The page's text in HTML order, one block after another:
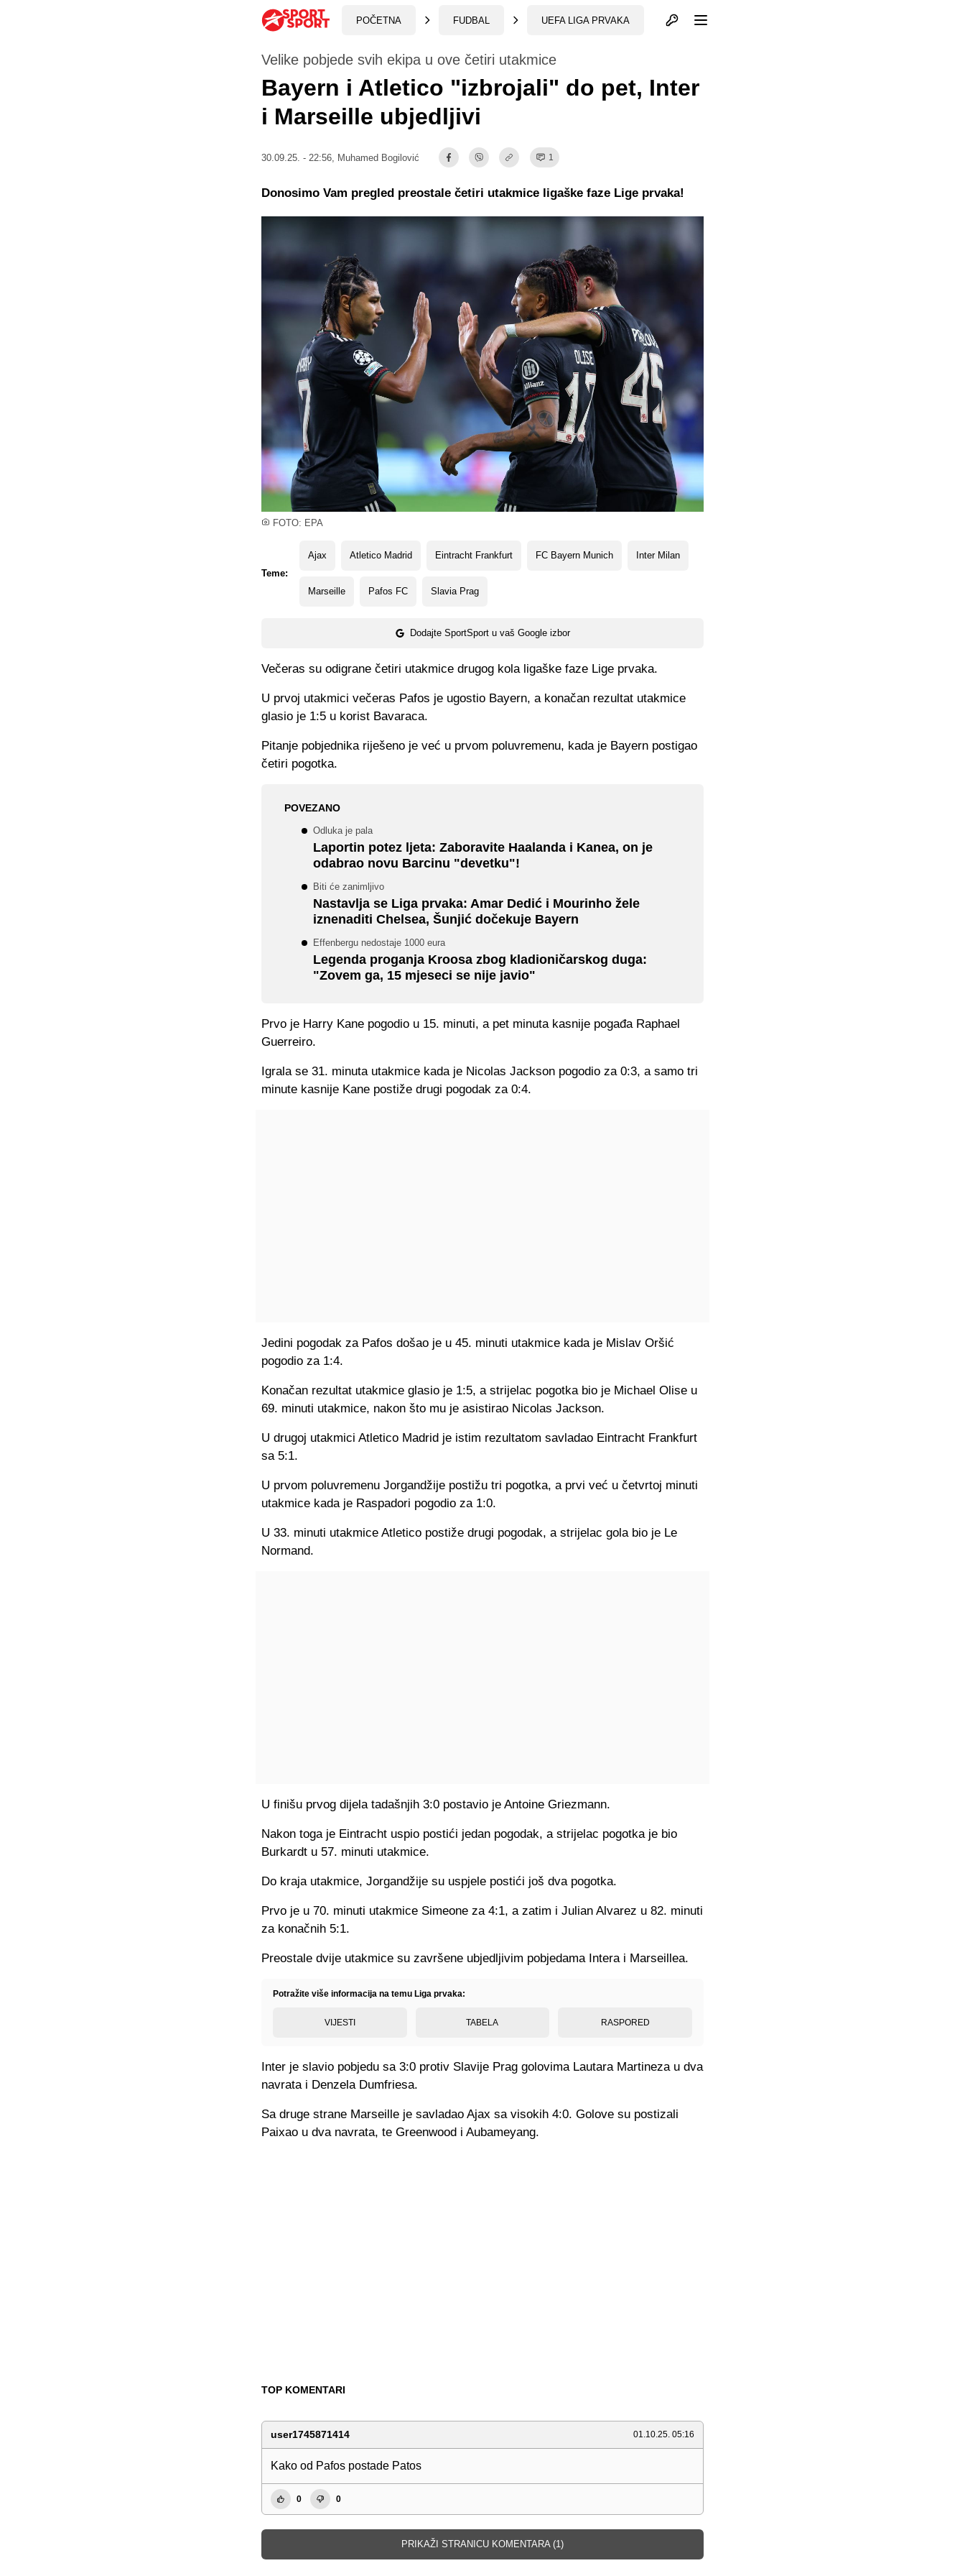
POČETNA FUDBAL UEFA LIGA PRVAKA Otvori profil
FOTO: EPA
Velike pobjede svih ekipa u ove četiri utakmice
Bayern i Atletico "izbrojali" do pet, Inter
i Marseille ubjedljivi
30.09.25. - 22:56, Muhamed Bogilović 1
Teme:
Ajax Atletico Madrid Eintracht Frankfurt FC Bayern Munich Inter Milan
Marseille Pafos FC Slavia Prag
Dodajte SportSport u vaš Google izbor
Donosimo Vam pregled preostale četiri utakmice ligaške faze Lige prvaka!
Večeras su odigrane četiri utakmice drugog kola ligaške faze Lige prvaka.
U prvoj utakmici večeras Pafos je ugostio Bayern, a konačan rezultat utakmice
glasio je 1:5 u korist Bavaraca.
Pitanje pobjednika riješeno je već u prvom poluvremenu, kada je Bayern postigao
četiri pogotka.
POVEZANO
Odluka je pala
Laportin potez ljeta: Zaboravite Haalanda i Kanea, on je
odabrao novu Barcinu "devetku"!
Biti će zanimljivo
Nastavlja se Liga prvaka: Amar Dedić i Mourinho žele
iznenaditi Chelsea, Šunjić dočekuje Bayern
Effenbergu nedostaje 1000 eura
Legenda proganja Kroosa zbog kladioničarskog duga:
"Zovem ga, 15 mjeseci se nije javio"
Prvo je Harry Kane pogodio u 15. minuti, a pet minuta kasnije pogađa Raphael
Guerreiro.
Igrala se 31. minuta utakmice kada je Nicolas Jackson pogodio za 0:3, a samo tri
minute kasnije Kane postiže drugi pogodak za 0:4.
Jedini pogodak za Pafos došao je u 45. minuti utakmice kada je Mislav Oršić
pogodio za 1:4.
Konačan rezultat utakmice glasio je 1:5, a strijelac pogotka bio je Michael Olise u
69. minuti utakmice, nakon što mu je asistirao Nicolas Jackson.
U drugoj utakmici Atletico Madrid je istim rezultatom savladao Eintracht Frankfurt
sa 5:1.
U prvom poluvremenu Jorgandžije postižu tri pogotka, a prvi već u četvrtoj minuti
utakmice kada je Raspadori pogodio za 1:0.
U 33. minuti utakmice Atletico postiže drugi pogodak, a strijelac gola bio je Le
Normand.
U finišu prvog dijela tadašnjih 3:0 postavio je Antoine Griezmann.
Nakon toga je Eintracht uspio postići jedan pogodak, a strijelac pogotka je bio
Burkardt u 57. minuti utakmice.
Do kraja utakmice, Jorgandžije su uspjele postići još dva pogotka.
Prvo je u 70. minuti utakmice Simeone za 4:1, a zatim i Julian Alvarez u 82. minuti
za konačnih 5:1.
Preostale dvije utakmice su završene ubjedljivim pobjedama Intera i Marseillea.
Potražite više informacija na temu Liga prvaka:
VIJESTI TABELA RASPORED
Inter je slavio pobjedu sa 3:0 protiv Slavije Prag golovima Lautara Martineza u dva
navrata i Denzela Dumfriesa.
Sa druge strane Marseille je savladao Ajax sa visokih 4:0. Golove su postizali
Paixao u dva navrata, te Greenwood i Aubameyang.
TOP KOMENTARI
user1745871414 01.10.25. 05:16
Kako od Pafos postade Patos
0 0
PRIKAŽI STRANICU KOMENTARA (1)